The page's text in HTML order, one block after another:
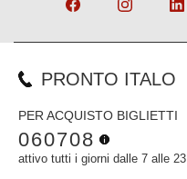
PRONTO ITALO
PER ACQUISTO BIGLIETTI
060708
attivo tutti i giorni dalle 7 alle 23